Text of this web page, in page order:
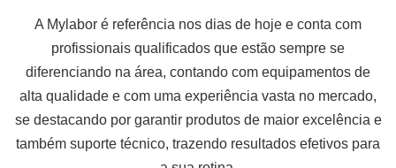
A Mylabor é referência nos dias de hoje e conta com
profissionais qualificados que estão sempre se
diferenciando na área, contando com equipamentos de
alta qualidade e com uma experiência vasta no mercado,
se destacando por garantir produtos de maior excelência e
também suporte técnico, trazendo resultados efetivos para